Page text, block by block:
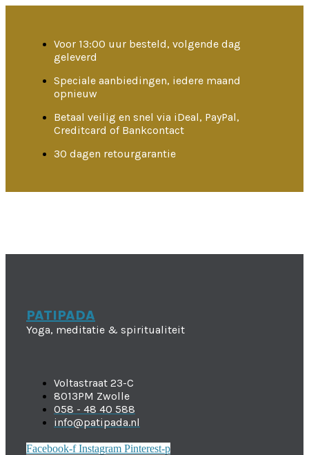
Voor 13:00 uur besteld, volgende dag
geleverd
Speciale aanbiedingen, iedere maand
opnieuw
Betaal veilig en snel via iDeal, PayPal,
Creditcard of Bankcontact
30 dagen retourgarantie
PATIPADA
Yoga, meditatie & spiritualiteit
Voltastraat 23-C
8013PM Zwolle
058 - 48 40 588
info@patipada.nl
Facebook-f Instagram Pinterest-p